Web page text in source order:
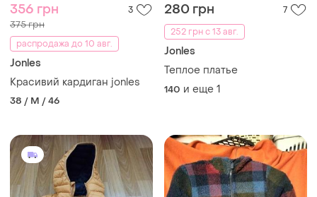
356 грн 3
375 грн
распродажа до 10 авг.
Jonles
Красивий кардиган jonles
38 / M / 46
280 грн
7
252 грн с 13 авг.
Jonles
Теплое платье
140 и еще 1